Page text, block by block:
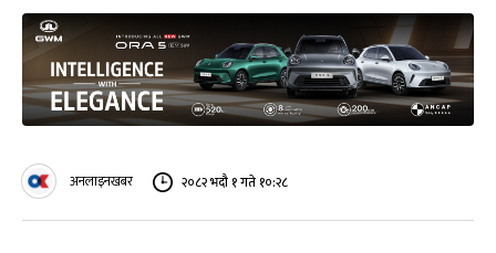
अनलाइनखबर २०८२ भदौ १ गते १०:२८